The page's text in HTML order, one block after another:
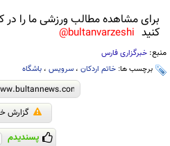
برای مشاهده مطالب ورزشی ما را در
کنید bultanvarzeshi@
منبع: خبرگزاری فارس
برچسب ها: خاتم اردکان ، سرویس ، باشگاه‌
گزارش
پسندیدم